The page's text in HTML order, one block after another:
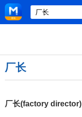
厂长
厂长(factory director)